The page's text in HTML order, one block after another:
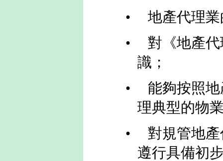
•地產代理
•對《地產
識；
•能夠按照
理典型的物
•對規管地
遵行具備初